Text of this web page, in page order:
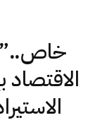
الاقتصاد